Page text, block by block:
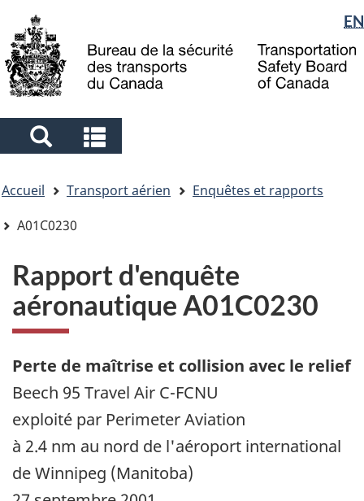
to
main
to
"About
government"
à
la
Sélection
de
la
langue
EN
Search
and
menus
and
menus
êtes
ici
Accueil Transport aérien
Enquêtes et rapports
A01C0230
Rapport d'enquête
aéronautique A01C0230
Perte de maîtrise et collision avec le relief
Beech 95 Travel Air C-FCNU
exploité par Perimeter Aviation
à 2.4 nm au nord de l'aéroport international
de Winnipeg (Manitoba)